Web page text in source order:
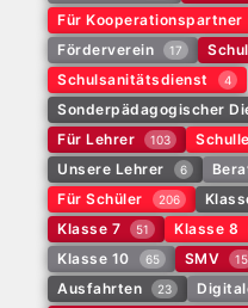
Für Kooperationspartner
Förderverein 17
Schulsanitätsdienst 4
Sonderpädagogischer
Für Lehrer 103
Unsere Lehrer 6
Für Schüler 206
Klasse 7 51 Klasse 8
Klasse 10 65 SMV 15
Ausfahrten 23